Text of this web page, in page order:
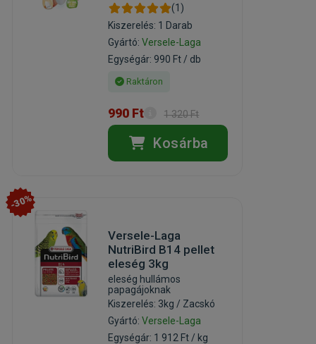
(1)
Kiszerelés: 1 Darab
Gyártó:Versele-Laga
Egységár: 990 Ft / db
Raktáron
990 Ft 1 320 Ft
Kosárba
-30%
Versele-Laga
NutriBird B14 pellet
eleség 3kg
eleség hullámos
papagájoknak
Kiszerelés: 3kg / Zacskó
Gyártó:Versele-Laga
Egységár: 1 912 Ft / kg